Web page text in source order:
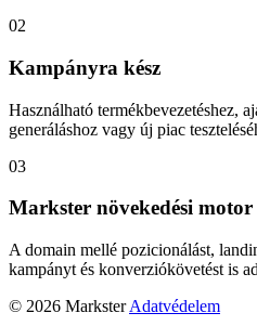
02
Kampányra kész
Használható termékbevezetéshez,
generáláshoz vagy új piac
03
Markster növekedési motor
A domain mellé pozicionálást,
kampányt és konverziókövetést is
© 2026 Markster Adatvédelem